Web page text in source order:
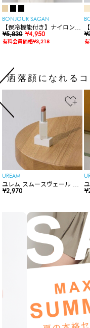
BONJOUR SAGAN
【保冷機能付き】ナイロンシ
ョルダーバッグ
¥5,830 ¥4,950
有料会員価格¥3,218
洒落顔になれるコ
UREAM
ユレム スムースヴェール リ
ップスティック
¥2,970